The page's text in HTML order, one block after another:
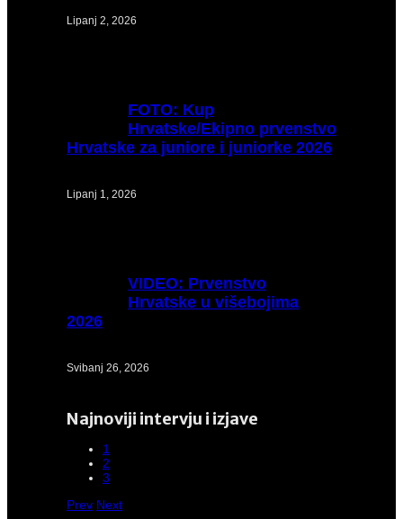
Lipanj 2, 2026
FOTO: Kup
Hrvatske/Ekipno prvenstvo
Hrvatske za juniore i juniorke 2026
Lipanj 1, 2026
VIDEO: Prvenstvo
Hrvatske u višebojima
2026
Svibanj 26, 2026
Najnoviji intervju i izjave
1
2
3
Prev Next